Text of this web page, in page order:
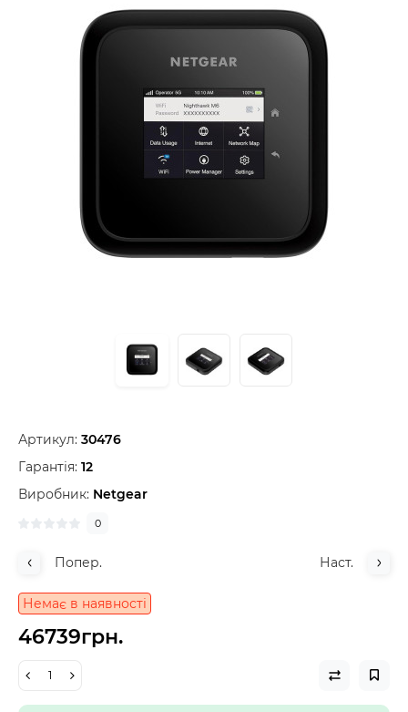
Артикул: 30476
Гарантія: 12
Виробник: Netgear
0
Попер. Наст.
Немає в наявності
46739грн.